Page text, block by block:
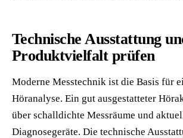
Technische Ausstattung
Produktvielfalt prüfen
Moderne Messtechnik ist die Basis für
Höranalyse. Ein gut ausgestatteter
über schalldichte Messräume und
Diagnosegeräte. Die technische